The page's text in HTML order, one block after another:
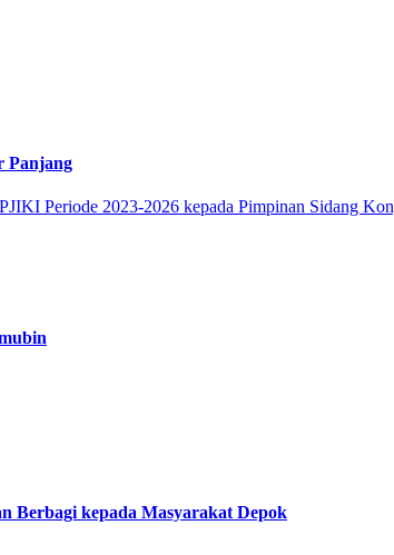
Panjang
Berbagi kepada Masyarakat Depok